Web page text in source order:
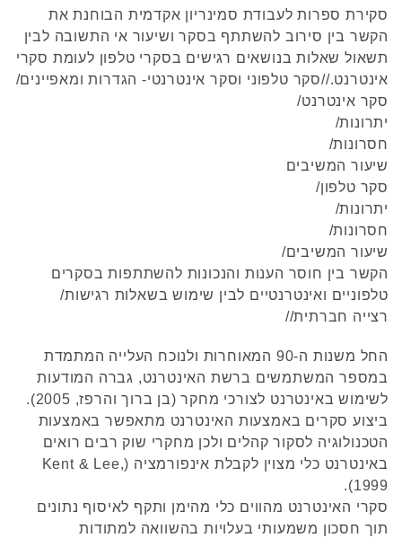
סקירת ספרות לעבודת סמינריון אקדמית הבוחנת את
הקשר בין סירוב להשתתף בסקר ושיעור אי התשובה לבין
תשאול שאלות בנושאים רגישים בסקרי טלפון לעומת סקרי
אינטרנט.//סקר טלפוני וסקר אינטרנטי- הגדרות ומאפיינים/
סקר אינטרנט/
יתרונות/
חסרונות/
שיעור המשיבים
סקר טלפון/
יתרונות/
חסרונות/
שיעור המשיבים/
הקשר בין חוסר הענות והנכונות להשתתפות בסקרים
טלפוניים ואינטרנטיים לבין שימוש בשאלות רגישות/
רצייה חברתית//
החל משנות ה-90 המאוחרות ולנוכח העלייה המתמדת
במספר המשתמשים ברשת האינטרנט, גברה המודעות
לשימוש באינטרנט לצורכי מחקר (בן ברוך והרפז, 2005).
ביצוע סקרים באמצעות האינטרנט מתאפשר באמצעות
הטכנולוגיה לסקור קהלים ולכן מחקרי שוק רבים רואים
באינטרנט כלי מצוין לקבלת אינפורמציה (Kent & Lee,
1999).
סקרי האינטרנט מהווים כלי מהימן ותקף לאיסוף נתונים
תוך חסכון משמעותי בעלויות בהשוואה למתודות